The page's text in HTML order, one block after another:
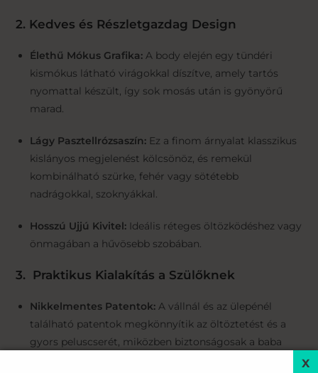
2. Kedves és Részletgazdag Design
Élethű Mókus Grafika: A body elején egy tündéri
kismókus látható virágokkal díszítve, amely tartós
nyomattal készült, így sok mosás után is gyönyörű
marad.
Lágy Pasztellrózsaszín: Ez a finom árnyalat klasszikus
kislányos megjelenést kölcsönöz, és remekül
kombinálható szürke, fehér vagy sötétebb
nadrágokkal, szoknyákkal.
Hosszú Ujjú Kivitel: Ideális réteges öltözködéshez vagy
önmagában a hűvösebb szobában.
3. Praktikus Kialakítás a Szülőknek
Nikkelmentes Patentok: A vállnál és az ülepénél
található patentok megkönnyítik az öltöztetést és a
gyors peluscserét, miközben biztonságosak a baba